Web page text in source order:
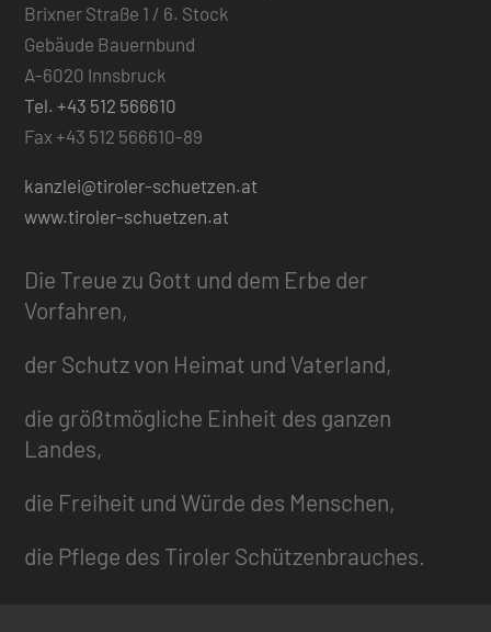
Brixner Straße 1 / 6. Stock
Gebäude Bauernbund
A-6020 Innsbruck
Tel. +43 512 566610
Fax +43 512 566610-89
kanzlei@tiroler-schuetzen.at
www.tiroler-schuetzen.at
Die Treue zu Gott und dem Erbe der
Vorfahren,
der Schutz von Heimat und Vaterland,
die größtmögliche Einheit des ganzen
Landes,
die Freiheit und Würde des Menschen,
die Pflege des Tiroler Schützenbrauches.